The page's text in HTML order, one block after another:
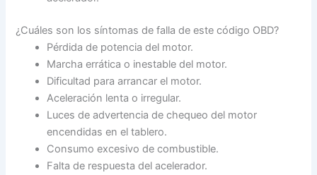
¿Cuáles son los síntomas de falla de este código OBD?
Pérdida de potencia del motor.
Marcha errática o inestable del motor.
Dificultad para arrancar el motor.
Aceleración lenta o irregular.
Luces de advertencia de chequeo del motor
encendidas en el tablero.
Consumo excesivo de combustible.
Falta de respuesta del acelerador.